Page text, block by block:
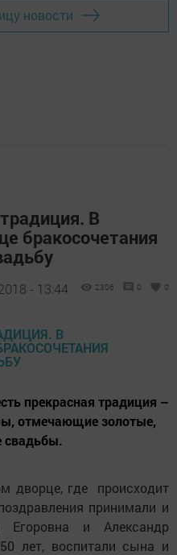
новости
В
бракосочетания
- 13:44 2306 0 0
прекрасная традиция –
отмечающие золотые,
свадьбы.
дворце, где происходит
принимали и
и Александр
лет, воспитали сына и